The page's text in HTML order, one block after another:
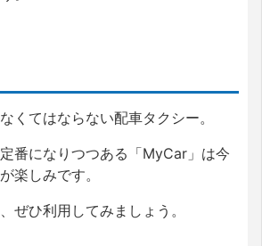
くてはならない配車タクシー。
番になりつつある「MyCar」は今
楽しみです。
ぜひ利用してみましょう。